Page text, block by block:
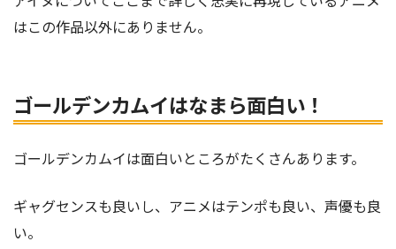
はこの作品以外にありません。
ゴールデンカムイはなまら面白い！
ゴールデンカムイは面白いところがたくさんあります。
ギャグセンスも良いし、アニメはテンポも良い、声優も良
い。